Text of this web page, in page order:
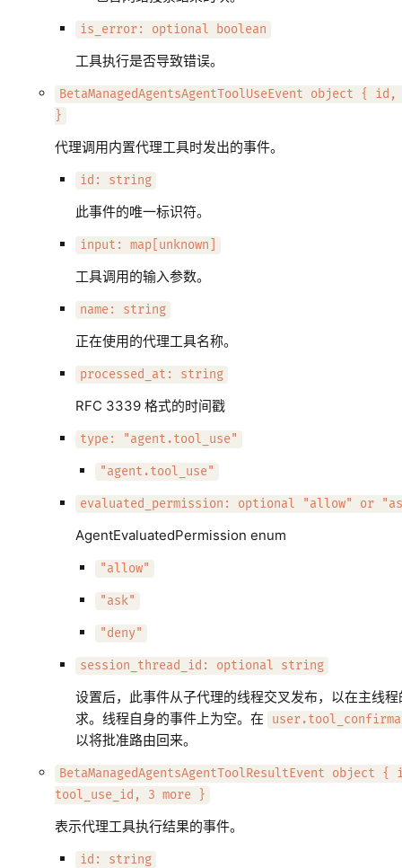
is_error: optional boolean
工具执行是否导致错误。
BetaManagedAgentsAgentToolUseEvent object {
}
代理调用内置代理工具时发出的事件。
id: string
此事件的唯一标识符。
input: map[unknown]
工具调用的输入参数。
name: string
正在使用的代理工具名称。
processed_at: string
RFC 3339 格式的时间戳
type: "agent.tool_use"
"agent.tool_use"
evaluated_permission: optional "allow" or
AgentEvaluatedPermission enum
"allow"
"ask"
"deny"
session_thread_id: optional string
设置后，此事件从子代理的线程交叉发布，以在主线
求。线程自身的事件上为空。在
以将批准路由回来。
BetaManagedAgentsAgentToolResultEvent object
tool_use_id, 3 more }
表示代理工具执行结果的事件。
id: string